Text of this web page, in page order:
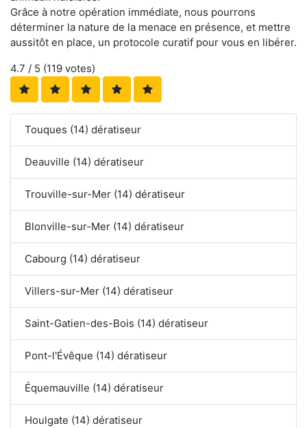
Grâce à notre opération immédiate, nous pourrons
déterminer la nature de la menace en présence, et mettre
aussitôt en place, un protocole curatif pour vous en libérer.
4.7 / 5 (119 votes)
Touques (14) dératiseur
Deauville (14) dératiseur
Trouville-sur-Mer (14) dératiseur
Blonville-sur-Mer (14) dératiseur
Cabourg (14) dératiseur
Villers-sur-Mer (14) dératiseur
Saint-Gatien-des-Bois (14) dératiseur
Pont-l'Évêque (14) dératiseur
Équemauville (14) dératiseur
Houlgate (14) dératiseur